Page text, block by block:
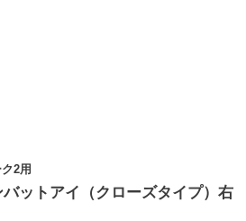
2用
ットアイ（クローズタイプ）右